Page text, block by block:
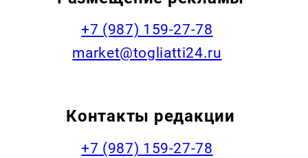
+7 (987) 159-27-78
market@togliatti24.ru
Контакты редакции
+7 (987) 159-27-78